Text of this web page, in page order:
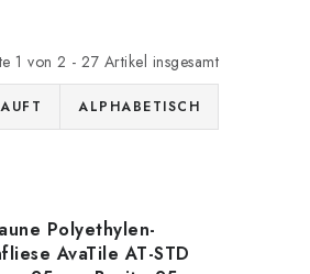
1 von 2 - 27 Artikel insgesamt
ALPHABETISCH
Polyethylen-
AvaTile AT-STD